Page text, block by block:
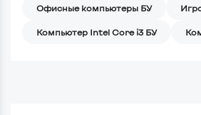
Офисные компьютеры БУ
Компьютер Intel Core i3 БУ